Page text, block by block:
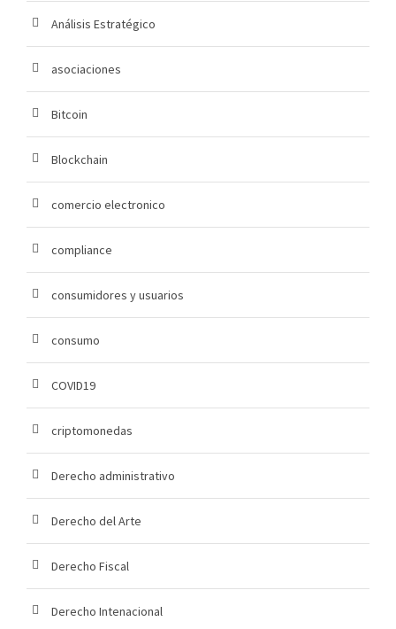
Análisis Estratégico
asociaciones
Bitcoin
Blockchain
comercio electronico
compliance
consumidores y usuarios
consumo
COVID19
criptomonedas
Derecho administrativo
Derecho del Arte
Derecho Fiscal
Derecho Intenacional